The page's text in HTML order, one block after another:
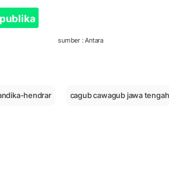
sumber : Antara
hendrar cagub cawagub jawa tengah